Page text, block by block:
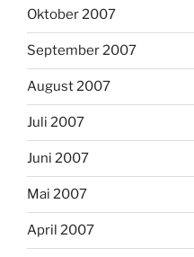
Oktober 2007
September 2007
August 2007
Juli 2007
Juni 2007
Mai 2007
April 2007